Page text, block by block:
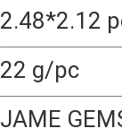
2.48*2.12
22 g/pc
JAME